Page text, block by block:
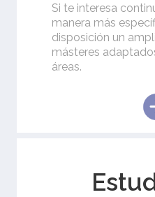
Si te interesa
manera más
disposición un
másteres
áreas.